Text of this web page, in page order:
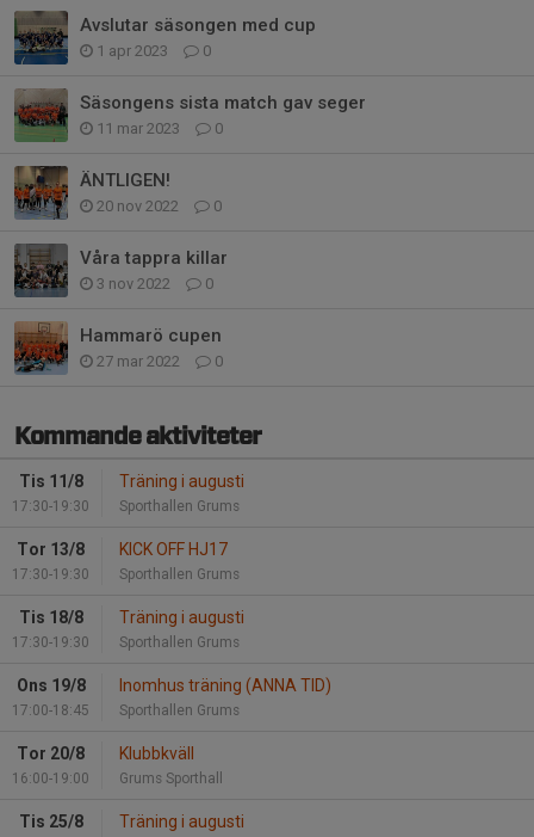
Avslutar säsongen med cup
1 apr 2023 0
Säsongens sista match gav seger
11 mar 2023 0
ÄNTLIGEN!
20 nov 2022 0
Våra tappra killar
3 nov 2022 0
Hammarö cupen
27 mar 2022 0
Kommande aktiviteter
Tis 11/8
17:30-19:30
Träning i augusti
Sporthallen Grums
Tor 13/8
17:30-19:30
KICK OFF HJ17
Sporthallen Grums
Tis 18/8
17:30-19:30
Träning i augusti
Sporthallen Grums
Ons 19/8
17:00-18:45
Inomhus träning (ANNA TID)
Sporthallen Grums
Tor 20/8
16:00-19:00
Klubbkväll
Grums Sporthall
Tis 25/8 Träning i augusti